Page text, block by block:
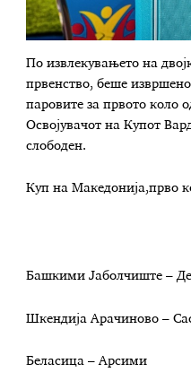
По извлекувањето на
првенство, беше
паровите за првото коло
Освојувачот на Купот
слободен.
Куп на Македонија,прво
Башкими Јаболчиште –
Шкендија Арачиново –
Беласица – Арсими